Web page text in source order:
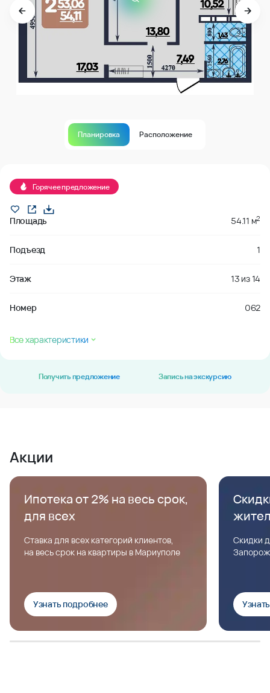
Планировка Расположение
Горячее предложение
Площадь 54.11 м2
Подъезд 1
Этаж 13 из14
Номер 062
Все характеристики
Получить предложение Запись на экскурсию
Акции
Ипотека от 2% на весь срок,
для всех
Ставка для всех категорий клиентов,
на весь срок на квартиры в Мариуполе
Узнать подробнее
Скидки